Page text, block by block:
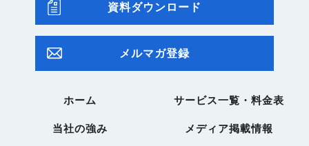
資料ダウンロード
メルマガ登録
ホーム サービス一覧・料金表
当社の強み メディア掲載情報